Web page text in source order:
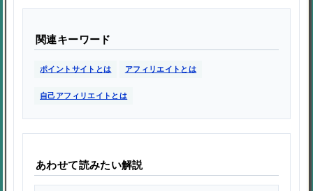
関連キーワード
ポイントサイトとは アフィリエイトとは
自己アフィリエイトとは
あわせて読みたい解説